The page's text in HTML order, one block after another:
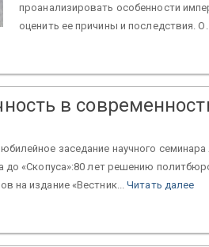
проанализировать особенности
оценить ее причины и последствия. О...
в
заседание научного
до «Скопуса»:80 лет решению
на издание «Вестник...Читать далее